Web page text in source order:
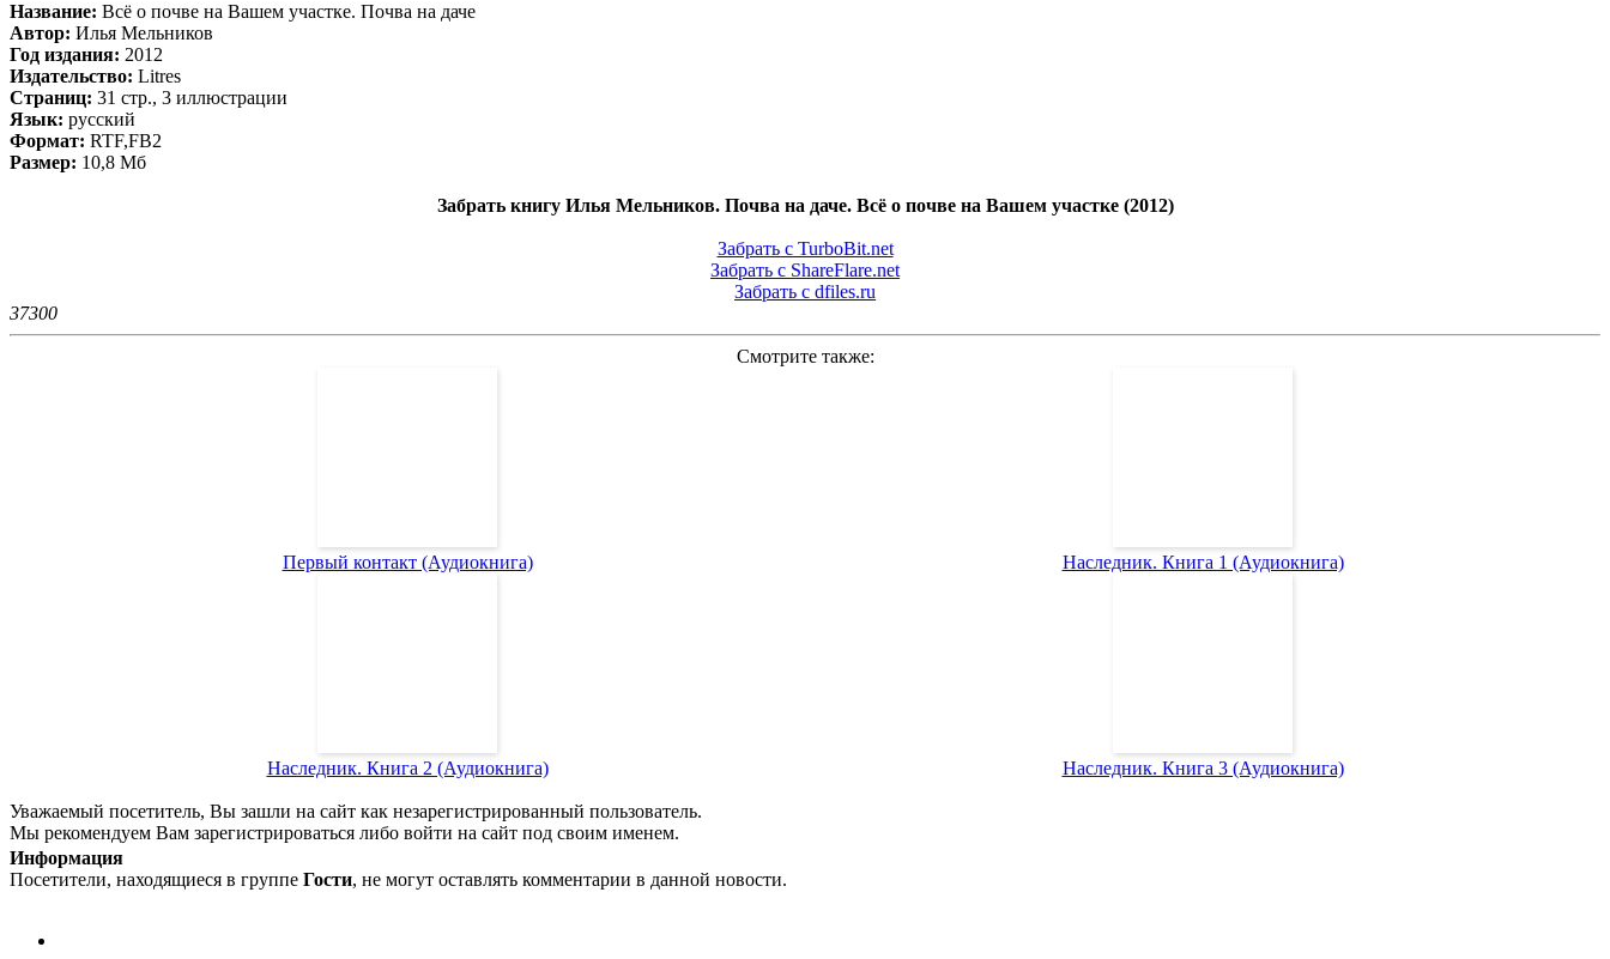
Название: Всё о почве на Вашем участке. Почва на даче
Автор: Илья Мельников
Год издания: 2012
Издательство: Litres
Страниц: 31 стр., 3 иллюстрации
Язык: русский
Формат: RTF,FB2
Размер: 10,8 Мб
Забрать книгу Илья Мельников. Почва на даче. Всё о почве на Вашем участке (2012)
Забрать с TurboBit.net
Забрать с ShareFlare.net
Забрать с dfiles.ru
37300
Смотрите также:
Первый контакт (Аудиокнига) Наследник. Книга 1 (Аудиокнига)
Наследник. Книга 2 (Аудиокнига) Наследник. Книга 3 (Аудиокнига)
Уважаемый посетитель, Вы зашли на сайт как незарегистрированный пользователь.
Мы рекомендуем Вам зарегистрироваться либо войти на сайт под своим именем.
Информация
Посетители, находящиеся в группе Гости, не могут оставлять комментарии в данной новости.